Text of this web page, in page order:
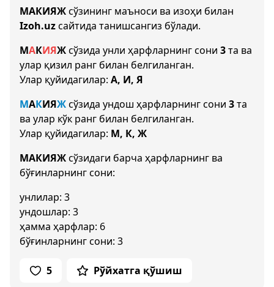
МАКИЯЖсўзининг маъноси ва изоҳи билан
Izoh.uzсайтида танишсангиз бўлади.
МАКИЯЖсўзида унли ҳарфларнинг сони 3та ва
улар қизил ранг билан белгиланган.
Улар қуйидагилар: А, И, Я
МАКИЯЖсўзида ундош ҳарфларнинг сони 3та
ва улар кўк ранг билан белгиланган.
Улар қуйидагилар: М, К, Ж
МАКИЯЖсўзидаги барча ҳарфларнинг ва
бўғинларнинг сони:
унлилар: 3
ундошлар: 3
ҳамма ҳарфлар: 6
бўғинларнинг сони: 3
5 Рўйхатга қўшиш